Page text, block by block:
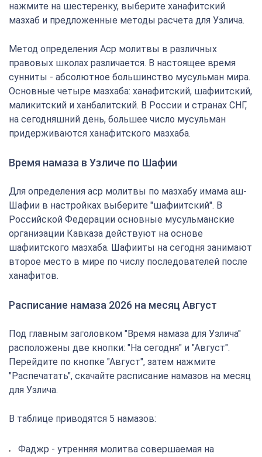
нажмите на шестеренку, выберите ханафитский
мазхаб и предложенные методы расчета для Узлича.
Метод определения Аср молитвы в различных
правовых школах различается. В настоящее время
сунниты - абсолютное большинство мусульман мира.
Основные четыре мазхаба: ханафитский, шафиитский,
маликитский и ханбалитский. В России и странах СНГ,
на сегодняшний день, большее число мусульман
придерживаются ханафитского мазхаба.
Время намаза в Узличе по Шафии
Для определения аср молитвы по мазхабу имама аш-
Шафии в настройках выберите "шафиитский". В
Российской Федерации основные мусульманские
организации Кавказа действуют на основе
шафиитского мазхаба. Шафииты на сегодня занимают
второе место в мире по числу последователей после
ханафитов.
Расписание намаза 2026 на месяц Август
Под главным заголовком "Время намаза для Узлича"
расположены две кнопки: "На сегодня" и "Август".
Перейдите по кнопке "Август", затем нажмите
"Распечатать", скачайте расписание намазов на месяц
для Узлича.
В таблице приводятся 5 намазов:
Фаджр - утренняя молитва совершаемая на